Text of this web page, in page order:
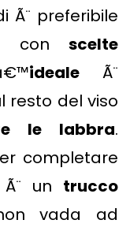
Ã¨ preferibile
con scelte
ideale Ã¨
resto del viso
le labbra.
completare
un trucco
vada ad